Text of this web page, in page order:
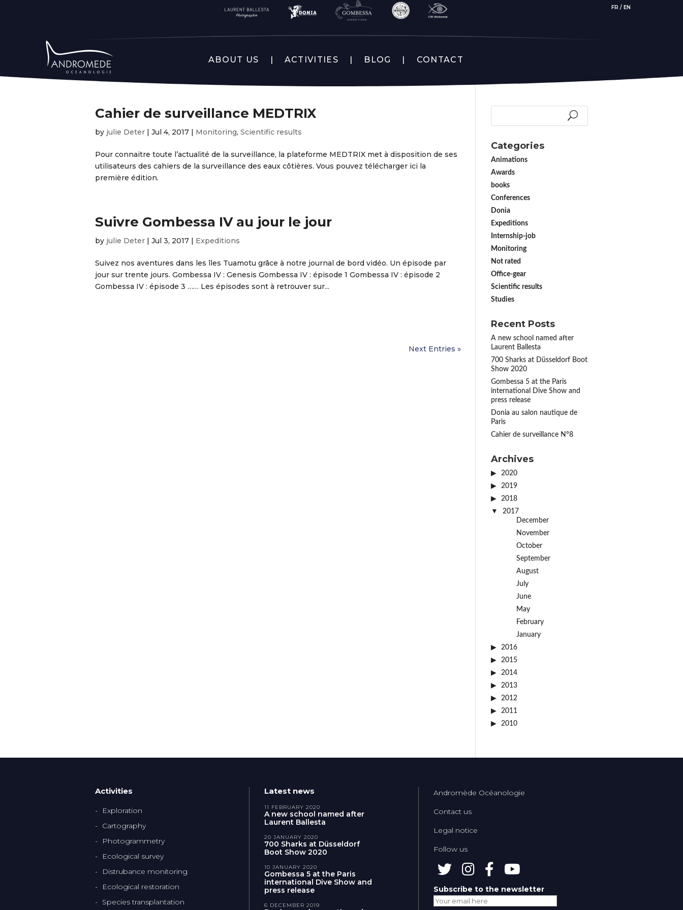
FR / EN
ABOUT US ACTIVITIES BLOG CONTACT
Cahier de surveillance MEDTRIX
by julie Deter | Jul 4, 2017 | Monitoring, Scientific results
Pour connaitre toute l’actualité de la surveillance, la plateforme MEDTRIX met à disposition de ses
utilisateurs des cahiers de la surveillance des eaux côtières. Vous pouvez télécharger ici la
première édition.
Suivre Gombessa IV au jour le jour
by julie Deter | Jul 3, 2017 | Expeditions
Suivez nos aventures dans les îles Tuamotu grâce à notre journal de bord vidéo. Un épisode par
jour sur trente jours. Gombessa IV : Genesis Gombessa IV : épisode 1 Gombessa IV : épisode 2
Gombessa IV : épisode 3 …… Les épisodes sont à retrouver sur...
Next Entries »
Categories
Animations
Awards
books
Conferences
Donia
Expeditions
Internship-job
Monitoring
Not rated
Office-gear
Scientific results
Studies
Recent Posts
A new school named after
Laurent Ballesta
700 Sharks at Düsseldorf Boot
Show 2020
Gombessa 5 at the Paris
international Dive Show and
press release
Donia au salon nautique de
Paris
Cahier de surveillance N°8
Archives
2020
2019
2018
2017
December
November
October
September
August
July
June
May
February
January
2016
2015
2014
2013
2012
2011
2010
Activities
Exploration
Cartography
Photogrammetry
Ecological survey
Distrubance monitoring
Ecological restoration
Species transplantation
Latest news
A new school named after
Laurent Ballesta
11 FEBRUARY 2020
700 Sharks at Düsseldorf
Boot Show 2020
20 JANUARY 2020
Gombessa 5 at the Paris
international Dive Show and
press release
10 JANUARY 2020
6 DECEMBER 2019
Andromède Océanologie
Contact us
Legal notice
Follow us
Subscribe to the newsletter